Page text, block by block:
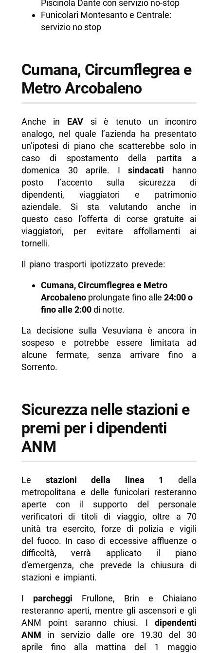
Piscinola Dante con servizio no-stop
Funicolari Montesanto e Centrale:
servizio no stop
Cumana, Circumflegrea e
Metro Arcobaleno
Anche in EAV si è tenuto un incontro
analogo, nel quale l’azienda ha presentato
un’ipotesi di piano che scatterebbe solo in
caso di spostamento della partita a
domenica 30 aprile. Isindacati hanno
posto l’accento sulla sicurezza di
dipendenti, viaggiatori e patrimonio
aziendale. Si sta valutando anche in
questo caso l’offerta di corse gratuite ai
viaggiatori, per evitare affollamenti ai
tornelli.
Il piano trasporti ipotizzato prevede:
Cumana, Circumflegrea e Metro
Arcobalenoprolungate fino alle 24:00 o
fino alle 2:00di notte.
La decisione sulla Vesuviana è ancora in
sospeso e potrebbe essere limitata ad
alcune fermate, senza arrivare fino a
Sorrento.
Sicurezza nelle stazioni e
premi per i dipendenti
ANM
Le stazioni della linea 1
della
metropolitana e delle funicolari resteranno
aperte con il supporto del personale
verificatori di titoli di viaggio, oltre a 70
unità tra esercito, forze di polizia e vigili
del fuoco. In caso di eccessive affluenze o
difficoltà, verrà applicato il piano
d’emergenza, che prevede la chiusura di
stazioni e impianti.
I parcheggi Frullone, Brin e Chiaiano
resteranno aperti, mentre gli ascensori e gli
ANM point saranno chiusi. Idipendenti
ANM in servizio dalle ore 19.30 del 30
aprile fino alla mattina del 1 maggio